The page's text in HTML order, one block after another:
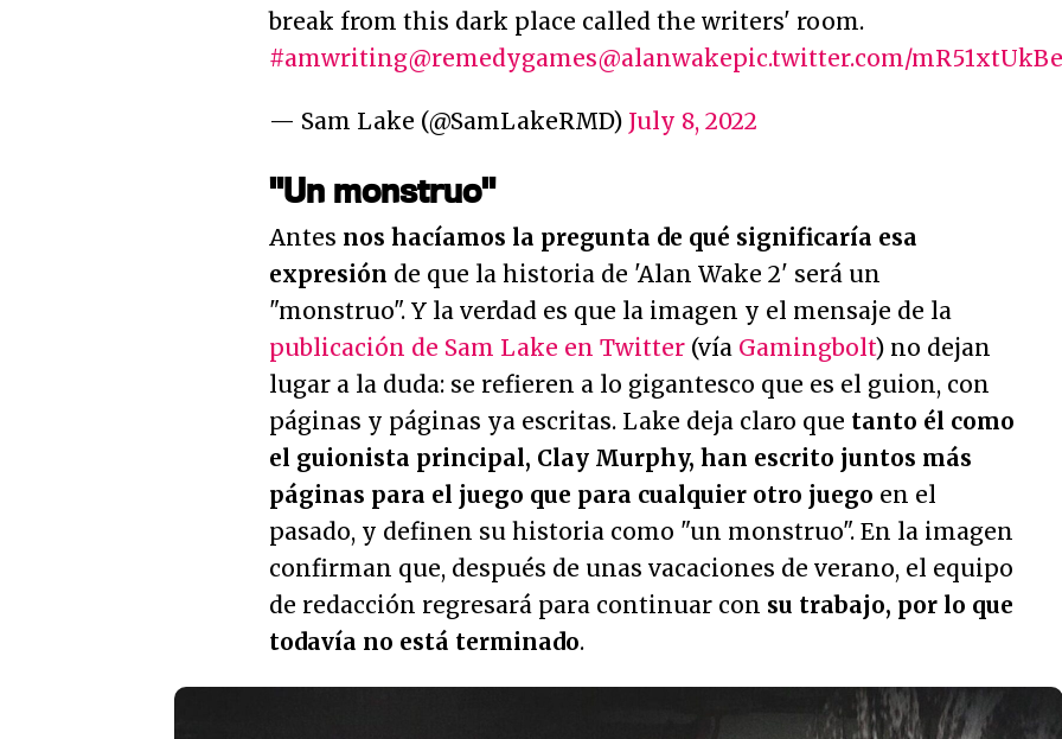
break from this dark place called the writers' room.
#amwriting@remedygames@alanwakepic.twitter.com/mR51xtUkBe
— Sam Lake (@SamLakeRMD) July 8, 2022
"Un monstruo"
Antes nos hacíamos la pregunta de qué significaría esa
expresión de que la historia de 'Alan Wake 2' será un
"monstruo". Y la verdad es que la imagen y el mensaje de la
publicación de Sam Lake en Twitter (vía Gamingbolt) no dejan
lugar a la duda: se refieren a lo gigantesco que es el guion, con
páginas y páginas ya escritas. Lake deja claro que tanto él como
el guionista principal, Clay Murphy, han escrito juntos más
páginas para el juego que para cualquier otro juego en el
pasado, y definen su historia como "un monstruo". En la imagen
confirman que, después de unas vacaciones de verano, el equipo
de redacción regresará para continuar con su trabajo, por lo que
todavía no está terminado.